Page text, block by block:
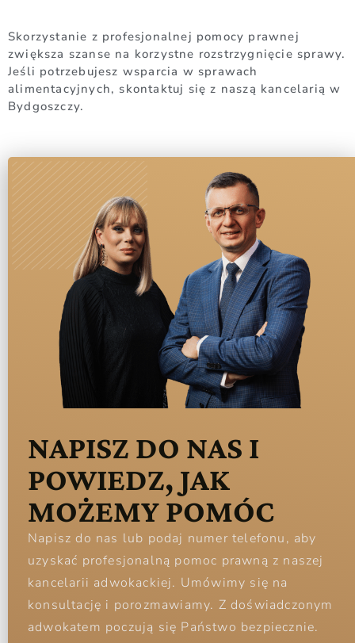
Skorzystanie z profesjonalnej pomocy prawnej
zwiększa szanse na korzystne rozstrzygnięcie sprawy.
Jeśli potrzebujesz wsparcia w sprawach
alimentacyjnych, skontaktuj się z naszą kancelarią w
Bydgoszczy.
Dodaj tu swój tekst nagłówka
NAPISZ DO NAS I
POWIEDZ, JAK
MOŻEMY POMÓC
Napisz do nas lub podaj numer telefonu, aby
uzyskać profesjonalną pomoc prawną z naszej
kancelarii adwokackiej. Umówimy się na
konsultację i porozmawiamy. Z doświadczonym
adwokatem poczują się Państwo bezpiecznie.